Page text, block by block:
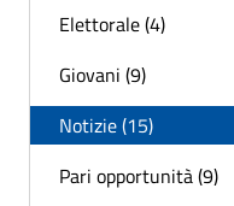
Elettorale (4)
Giovani (9)
Notizie (15)
Pari opportunità (9)